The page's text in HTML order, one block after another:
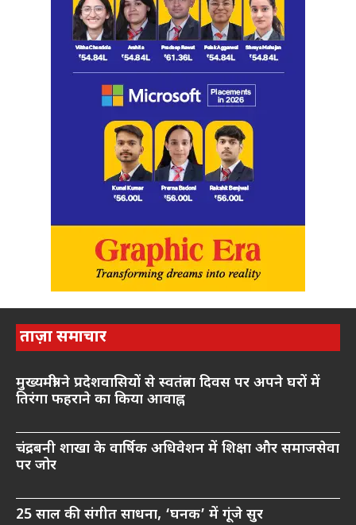
ताज़ा समाचार
मुख्यमंत्री ने प्रदेशवासियों से स्वतंत्रता दिवस पर अपने घरों में
तिरंगा फहराने का किया आवाह्न
चंद्रबनी शाखा के वार्षिक अधिवेशन में शिक्षा और समाजसेवा
पर जोर
25 साल की संगीत साधना, ‘घनक’ में गूंजे सुर